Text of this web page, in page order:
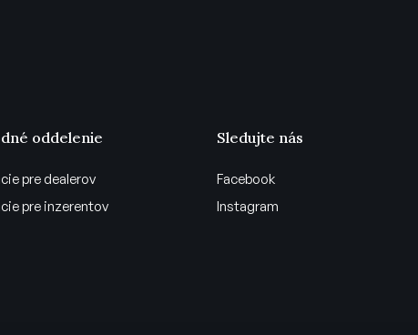
oddelenie
pre dealerov
pre inzerentov
Sledujte nás
Facebook
Instagram